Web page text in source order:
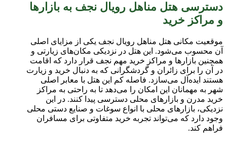
دسترسی هتل مناهل رویال نجف به بازارها
و مراکز خرید
موقعیت مکانی هتل مناهل رویال نجف یکی از مزایای اصلی
آن محسوب می‌شود. این هتل در نزدیکی مکان‌های زیارتی و
همچنین بازارها و مراکز خرید مهم نجف قرار دارد که اقامت
در آن را برای زائران و گردشگرانی که به دنبال خرید و زیارت
هستند ایده‌آل می‌سازد. فاصله کم این هتل با معابر اصلی
شهر به مهمانان این امکان را می‌دهد تا به راحتی به مراکز
خرید مدرن و بازارهای محلی دسترسی پیدا کنند. در این
نزدیکی، بازارهای محلی با انواع سوغات و صنایع دستی محلی
وجود دارد که می‌تواند تجربه خرید متفاوتی برای مسافران
فراهم کند.